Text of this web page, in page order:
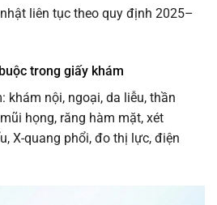
liên tục theo quy định 2025–
trong giấy khám
khám nội, ngoại, da liễu, thần
họng, răng hàm mặt, xét
X-quang phổi, đo thị lực, điện